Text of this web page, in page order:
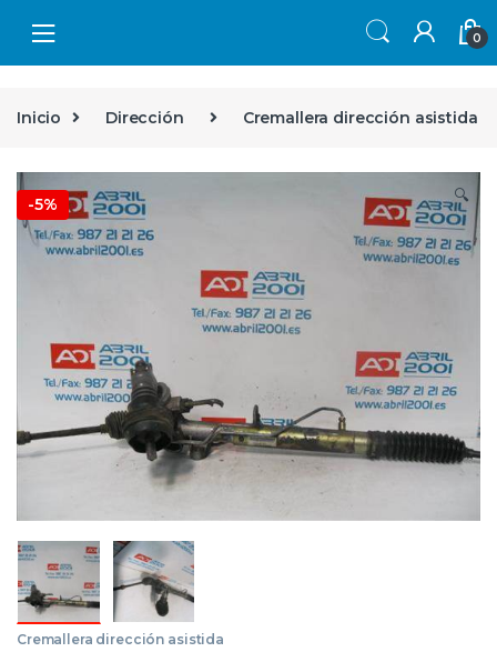
0
Inicio Dirección Cremallera dirección asistida
-5% 🔍
Cremallera dirección asistida